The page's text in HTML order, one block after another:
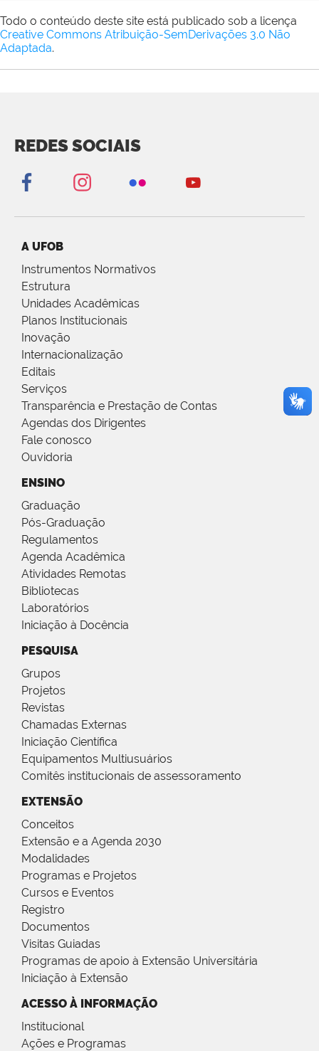
Todo o conteúdo deste site está publicado sob a licença
Creative Commons Atribuição-SemDerivações 3.0 Não
Adaptada.
REDES SOCIAIS
A UFOB
Instrumentos Normativos
Estrutura
Unidades Acadêmicas
Planos Institucionais
Inovação
Internacionalização
Editais
Serviços
Transparência e Prestação de Contas
Agendas dos Dirigentes
Fale conosco
Ouvidoria
ENSINO
Graduação
Pós-Graduação
Regulamentos
Agenda Acadêmica
Atividades Remotas
Bibliotecas
Laboratórios
Iniciação à Docência
PESQUISA
Grupos
Projetos
Revistas
Chamadas Externas
Iniciação Científica
Equipamentos Multiusuários
Comitês institucionais de assessoramento
EXTENSÃO
Conceitos
Extensão e a Agenda 2030
Modalidades
Programas e Projetos
Cursos e Eventos
Registro
Documentos
Visitas Guiadas
Programas de apoio à Extensão Universitária
Iniciação à Extensão
ACESSO À INFORMAÇÃO
Institucional
Ações e Programas